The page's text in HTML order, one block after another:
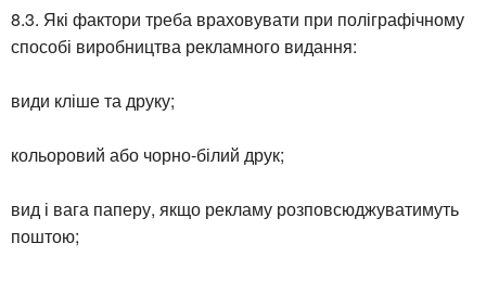
8.3. Які фактори треба враховувати при поліграфічному
способі виробництва рекламного видання:
види кліше та друку;
кольоровий або чорно-білий друк;
вид і вага паперу, якщо рекламу розповсюджуватимуть
поштою;